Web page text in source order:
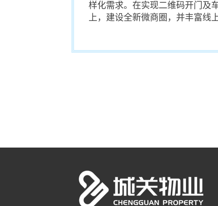
样化需求。在实现二维码开门及
上，建设全新微商圈，并丰富线